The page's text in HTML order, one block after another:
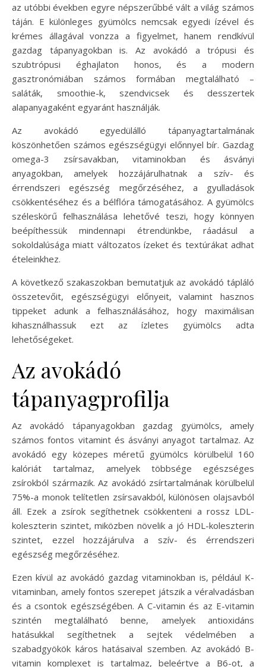
az utóbbi években egyre népszerűbbé vált a világ számos
táján. E különleges gyümölcs nemcsak egyedi ízével és
krémes állagával vonzza a figyelmet, hanem rendkívül
gazdag tápanyagokban is. Az avokádó a trópusi és
szubtrópusi éghajlaton honos, és a modern
gasztronómiában számos formában megtalálható –
saláták, smoothie-k, szendvicsek és desszertek
alapanyagaként egyaránt használják.
Az avokádó egyedülálló tápanyagtartalmának
köszönhetően számos egészségügyi előnnyel bír. Gazdag
omega-3 zsírsavakban, vitaminokban és ásványi
anyagokban, amelyek hozzájárulhatnak a szív- és
érrendszeri egészség megőrzéséhez, a gyulladások
csökkentéséhez és a bélflóra támogatásához. A gyümölcs
széleskörű felhasználása lehetővé teszi, hogy könnyen
beépíthessük mindennapi étrendünkbe, ráadásul a
sokoldalúsága miatt változatos ízeket és textúrákat adhat
ételeinkhez.
A következő szakaszokban bemutatjuk az avokádó tápláló
összetevőit, egészségügyi előnyeit, valamint hasznos
tippeket adunk a felhasználásához, hogy maximálisan
kihasználhassuk ezt az ízletes gyümölcs adta
lehetőségeket.
Az avokádó
tápanyagprofilja
Az avokádó tápanyagokban gazdag gyümölcs, amely
számos fontos vitamint és ásványi anyagot tartalmaz. Az
avokádó egy közepes méretű gyümölcs körülbelül 160
kalóriát tartalmaz, amelyek többsége egészséges
zsírokból származik. Az avokádó zsírtartalmának körülbelül
75%-a monok telítetlen zsírsavakból, különösen olajsavból
áll. Ezek a zsírok segíthetnek csökkenteni a rossz LDL-
koleszterin szintet, miközben növelik a jó HDL-koleszterin
szintet, ezzel hozzájárulva a szív- és érrendszeri
egészség megőrzéséhez.
Ezen kívül az avokádó gazdag vitaminokban is, például K-
vitaminban, amely fontos szerepet játszik a véralvadásban
és a csontok egészségében. A C-vitamin és az E-vitamin
szintén megtalálható benne, amelyek antioxidáns
hatásukkal segíthetnek a sejtek védelmében a
szabadgyökök káros hatásaival szemben. Az avokádó B-
vitamin komplexet is tartalmaz, beleértve a B6-ot, a